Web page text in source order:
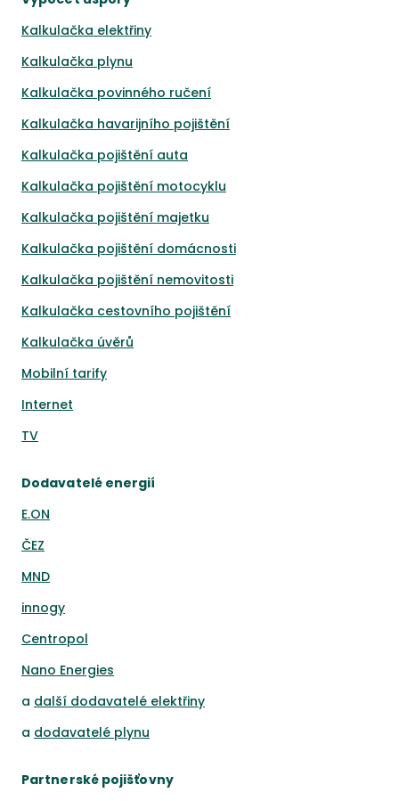
Kalkulačka elektřiny
Kalkulačka plynu
Kalkulačka povinného ručení
Kalkulačka havarijního pojištění
Kalkulačka pojištění auta
Kalkulačka pojištění motocyklu
Kalkulačka pojištění majetku
Kalkulačka pojištění domácnosti
Kalkulačka pojištění nemovitosti
Kalkulačka cestovního pojištění
Kalkulačka úvěrů
Mobilní tarify
Internet
TV
Dodavatelé energií
E.ON
ČEZ
MND
innogy
Centropol
Nano Energies
a další dodavatelé elektřiny
a dodavatelé plynu
Partnerské pojišťovny